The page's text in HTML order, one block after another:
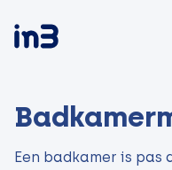
Een badkamer is pas